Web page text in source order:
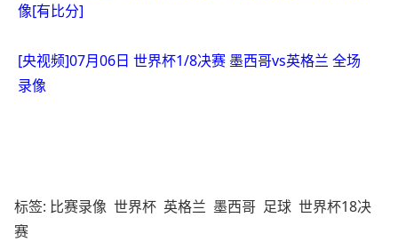
像[有比分]
[央视频]07月06日 世界杯1/8决赛 墨西哥vs英格兰 全场
录像
标签: 比赛录像 世界杯 英格兰 墨西哥 足球 世界杯18决
赛